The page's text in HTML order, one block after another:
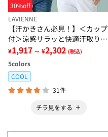
30%off
LAVIENNE
【汗かきさん必見！】＜カップ
付＞涼感サラッと快適汗取りタ
ンクトップインナー＜さらりラ
ボ＞
¥1,917 ～ ¥2,302 (税込)
5colors
COOL
31件
チラ見をする